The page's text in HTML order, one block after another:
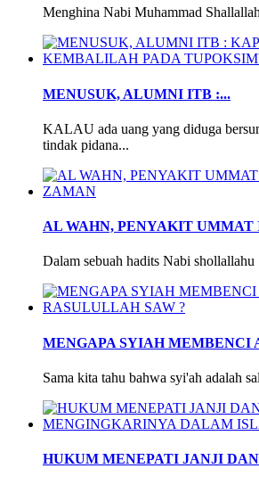
Menghina Nabi Muhammad
MENUSUK, ALUMNI ITB :...
KALAU ada uang yang diduga
tindak pidana...
AL WAHN, PENYAKIT UMMAT
Dalam sebuah hadits Nabi shollallahu
MENGAPA SYIAH MEMBENCI
Sama kita tahu bahwa syi'ah adalah
HUKUM MENEPATI JANJI